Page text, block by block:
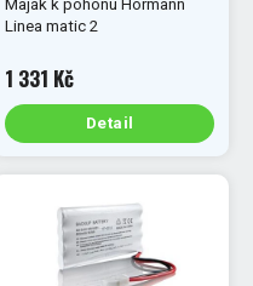
Maják k pohonu Hörmann
Linea matic 2
1 331 Kč
Detail